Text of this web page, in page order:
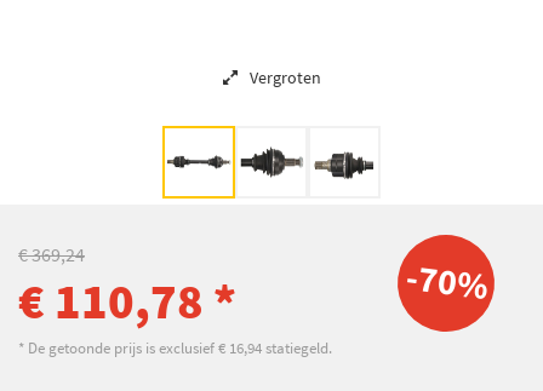
Vergroten
-70%
€ 369,24
€ 110,78 *
* De getoonde prijs is exclusief € 16,94 statiegeld.